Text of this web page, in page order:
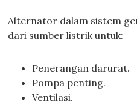
Alternator dalam sistem
dari sumber listrik untuk:
Penerangan darurat.
Pompa penting.
Ventilasi.